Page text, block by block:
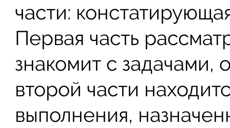
части:
Первая часть
знакомит с задачами,
второй части
выполнения,